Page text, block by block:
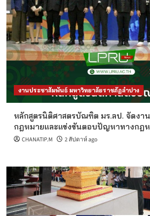
งานประชาสัมพันธ์ มหาวิทยาลัยราชภัฏลำปาง
หลักสูตรนิติศาสตรบัณฑิต มร.ลป. จัดงา
กฎหมายและแข่งขันตอบปัญหาทางกฎ
CHANATIP.M 2 สัปดาห์ ago